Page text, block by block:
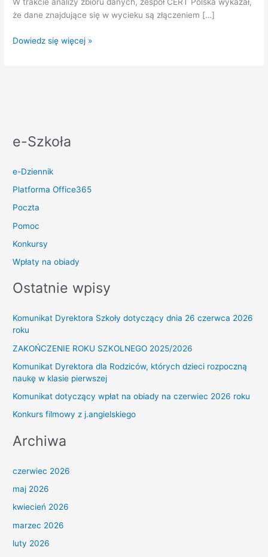
że dane znajdujące się w wycieku są złączeniem […]
WAŻNE:
Dowiedz się więcej »
e-Szkoła
e-Dziennik
Platforma Office365
Poczta
Pomoc
Konkursy
Wpłaty na obiady
Ostatnie wpisy
Komunikat Dyrektora Szkoły dotyczący dnia 26 czerwca 2026
roku
ZAKOŃCZENIE ROKU SZKOLNEGO 2025/2026
Komunikat Dyrektora dla Rodziców, których dzieci rozpoczną
naukę w klasie pierwszej
Komunikat dotyczący wpłat na obiady na czerwiec 2026 roku
Konkurs filmowy z j.angielskiego
Archiwa
czerwiec 2026
maj 2026
kwiecień 2026
marzec 2026
luty 2026